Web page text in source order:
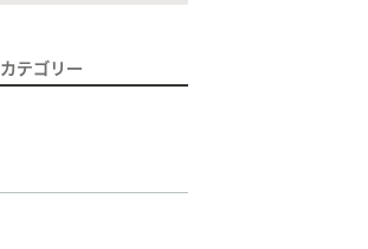
カテゴリー